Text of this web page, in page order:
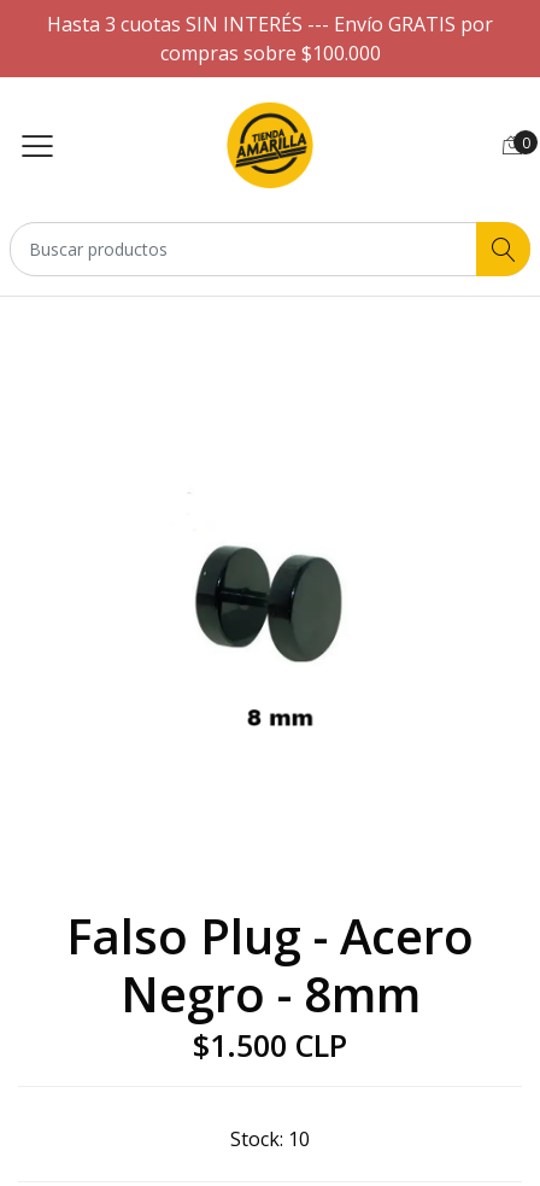
Hasta 3 cuotas SIN INTERÉS --- Envío GRATIS por
compras sobre $100.000
0
Falso Plug - Acero
Negro - 8mm
$1.500 CLP
Stock: 10